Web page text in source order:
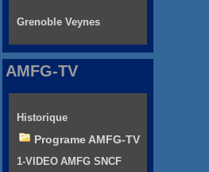
Grenoble Veynes
AMFG-TV
Historique
Programe AMFG-TV
1-VIDEO AMFG SNCF